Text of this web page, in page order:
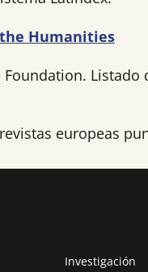
the Humanities
europeas
Investigación